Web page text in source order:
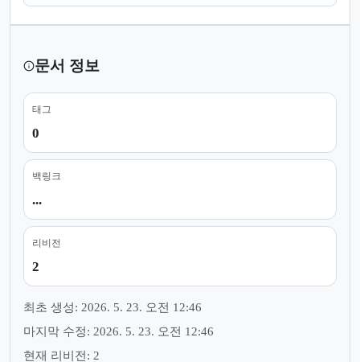
문서 정보
태그
0
백링크
...
리비전
2
최초 생성: 2026. 5. 23. 오전 12:46
마지막 수정: 2026. 5. 23. 오전 12:46
현재 리비전: 2